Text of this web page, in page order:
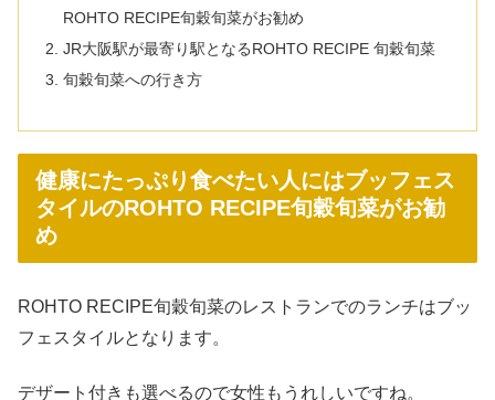
ROHTO RECIPE旬穀旬菜がお勧め
JR大阪駅が最寄り駅となるROHTO RECIPE 旬穀旬菜
旬穀旬菜への行き方
健康にたっぷり食べたい人にはブッフェス
タイルのROHTO RECIPE旬穀旬菜がお勧
め
ROHTO RECIPE旬穀旬菜のレストランでのランチはブッ
フェスタイルとなります。
デザート付きも選べるので女性もうれしいですね。